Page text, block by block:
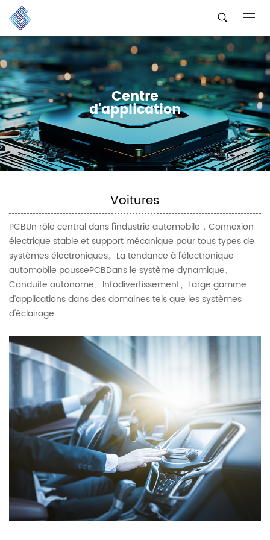
Centre
d'application
Voitures
PCBUn rôle central dans l'industrie automobile，Connexion
électrique stable et support mécanique pour tous types de
systèmes électroniques。La tendance à l'électronique
automobile poussePCBDans le système dynamique、
Conduite autonome、Infodivertissement、Large gamme
d'applications dans des domaines tels que les systèmes
d'éclairage......